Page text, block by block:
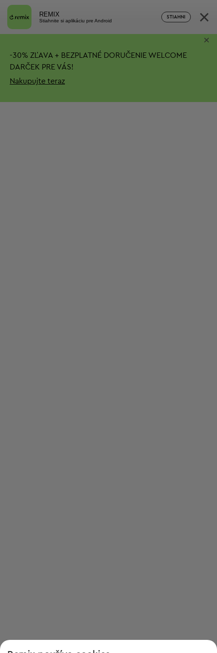
REMIX
Stiahnite si aplikáciu pre Android
STIAHNI ×
-30% ZĽAVA + BEZPLATNÉ DORUČENIE WELCOME
DARČEK PRE VÁS!
Nakupujte teraz
×